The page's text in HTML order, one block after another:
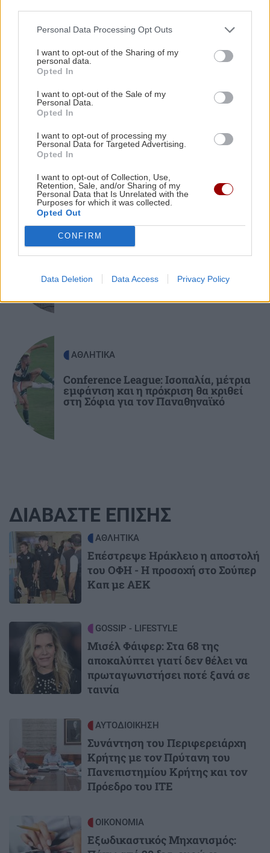
Personal Data Processing Opt Outs
I want to opt-out of the Sharing of my
personal data.
Opted In
I want to opt-out of the Sale of my
Personal Data.
Opted In
I want to opt-out of processing my
Personal Data for Targeted Advertising.
Opted In
I want to opt-out of Collection, Use,
Retention, Sale, and/or Sharing of my
Personal Data that Is Unrelated with the
Purposes for which it was collected.
Opted Out
CONFIRM
Data Deletion Data Access Privacy Policy
22:57
ΑΥΤΟΔΙΟΙΚΗΣΗ
Πρύτανη του Πανεπιστημίου Κρήτης και τον
Πρόεδρο του ΙΤΕ
ΟΙΚΟΝΟΜΙΑ
ευρώ οι ρυθμισμένες οφειλές
ΕΠΙΣΤΗΜΗ
Μικροσκοπικές δίνες ανακαλύφθηκαν για
πρώτη φορά στην επιφάνεια του Ήλιου
ΑΠΟΨΕΙΣ
Φουρνοφάραγγο. Της Μαρίας Καραταράκη*
νεκροί από ενδοοικογενειακούς
δράστης
ΚΡΗΤΗ
Γιγαντιαία επιχείρηση της
Πυροσβεστικής με επίγειες και
εναέριες δυνάμεις
ΣΧΕΣΕΙΣ ΚΑΙ SEX
Πώς τερματίζονται οι σχέσεις με
ΑΘΛΗΤΙΚΑ
Conference League: Ισοπαλία, μέτρια
εμφάνιση και η πρόκριση θα κριθεί
στη Σόφια για τον Παναθηναϊκό
ΔΙΑΒΑΣΤΕ ΕΠΙΣΗΣ
Image ΑΘΛΗΤΙΚΑ
Επέστρεψε Ηράκλειο η αποστολή
του ΟΦΗ - Η προσοχή στο Σούπερ
Καπ με ΑΕΚ
Image GOSSIP - LIFESTYLE
Μισέλ Φάιφερ: Στα 68 της
αποκαλύπτει γιατί δεν θέλει να
πρωταγωνιστήσει ποτέ ξανά σε
ταινία
ΑΥΤΟΔΙΟΙΚΗΣΗ
Συνάντηση του Περιφερειάρχη
Κρήτης με τον Πρύτανη του
Πανεπιστημίου Κρήτης και τον
Πρόεδρο του ΙΤΕ
ΟΙΚΟΝΟΜΙΑ
Εξωδικαστικός Μηχανισμός: